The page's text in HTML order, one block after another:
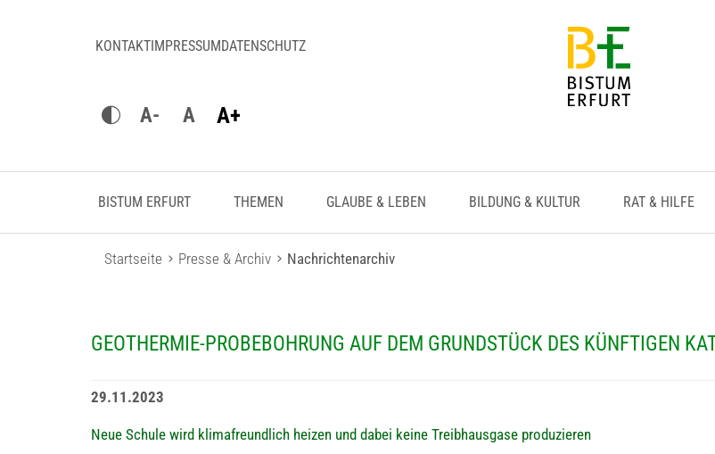
KONTAKTIMPRESSUMDATENSCHUTZ
A- A A+
BISTUM ERFURT THEMEN GLAUBE & LEBEN BILDUNG & KULTUR RAT & HILFE
Startseite Presse & Archiv Nachrichtenarchiv
GEOTHERMIE-PROBEBOHRUNG AUF DEM GRUNDSTÜCK DES KÜNFTIGEN
29.11.2023
Neue Schule wird klimafreundlich heizen und dabei keine Treibhausgase produzieren